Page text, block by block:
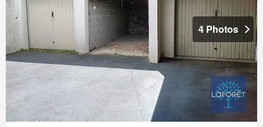
4 Photos